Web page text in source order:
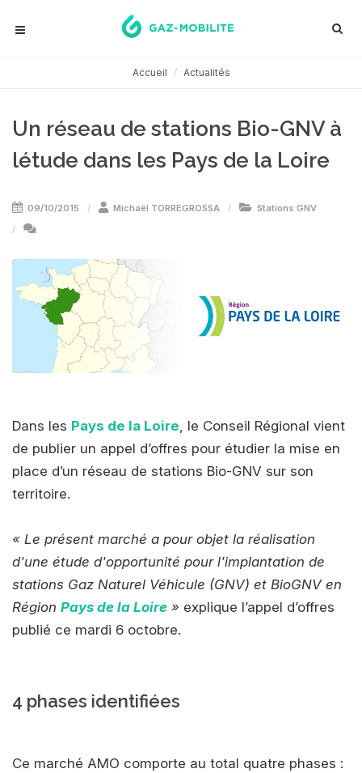
Accueil Actualités
Un réseau de stations Bio-GNV à
létude dans les Pays de la Loire
09/10/2015 Michaël TORREGROSSA Stations GNV
Dans les Pays de la Loire, le Conseil Régional vient
de publier un appel d’offres pour étudier la mise en
place d’un réseau de stations Bio-GNV sur son
territoire.
« Le présent marché a pour objet la réalisation
d'une étude d'opportunité pour l'implantation de
stations Gaz Naturel Véhicule (GNV) et BioGNV en
Région Pays de la Loire » explique l’appel d’offres
publié ce mardi 6 octobre.
4 phases identifiées
Ce marché AMO comporte au total quatre phases :